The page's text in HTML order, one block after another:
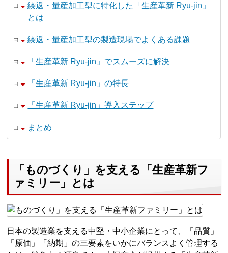
繰返・量産加工型に特化した「生産革新 Ryu-jin」
とは
繰返・量産加工型の製造現場でよくある課題
「生産革新 Ryu-jin」でスムーズに解決
「生産革新 Ryu-jin」の特長
「生産革新 Ryu-jin」導入ステップ
まとめ
「ものづくり」を支える「生産革新フ
ァミリー」とは
日本の製造業を支える中堅・中小企業にとって、「品質」
「原価」「納期」の三要素をいかにバランスよく管理する